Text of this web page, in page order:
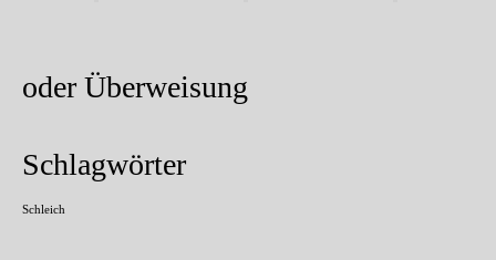
oder Überweisung
Schlagwörter
Schleich